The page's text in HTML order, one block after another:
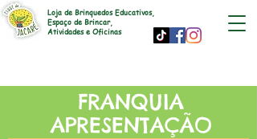
Loja de Brinquedos Educativos,
Espaço de Brincar,
Atividades e Oficinas
FRANQUIA
APRESENTAÇÃO